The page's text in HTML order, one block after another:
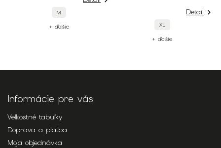
M
+ ďalšie
Detail
XL
+ ďalšie
Informácie pre vás
Veľkostné tabuľky
Doprava a platba
Moja objednávka